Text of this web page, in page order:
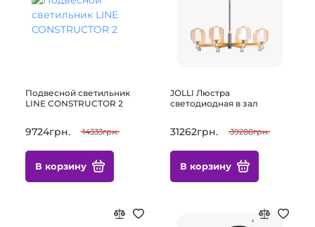
Подвесной светильник
LINE CONSTRUCTOR 2
9724грн. 14333грн.
В корзину
JOLLI Люстра
светодиодная в зал
31262грн. 39208грн.
В корзину